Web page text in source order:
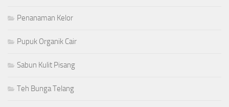
Penanaman Kelor
Pupuk Organik Cair
Sabun Kulit Pisang
Teh Bunga Telang